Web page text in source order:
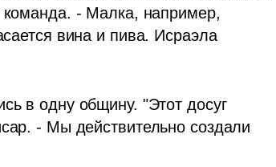
команда. - Малка, например,
вина и пива. Исраэла
в одну общину. "Этот досуг
- Мы действительно создали